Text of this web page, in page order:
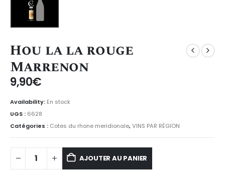
Hou la la rouge
Marrenon
9,90€
Availability: En stock
UGS : 6628
Catégories : Cotes du rhone meridionale,VINS PAR RÉGION
AJOUTER AU PANIER